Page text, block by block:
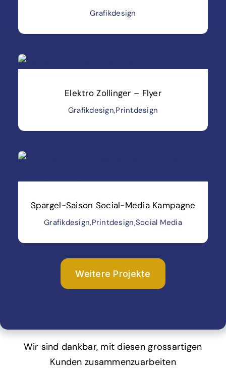
Weitere Projekte
Grafikdesign
Elektro Zollinger – Flyer
Grafikdesign,Printdesign
Spargel-Saison Social-Media Kampagne
Grafikdesign,Printdesign,Social Media
Wir sind dankbar, mit diesen grossartigen
Kunden zusammenzuarbeiten